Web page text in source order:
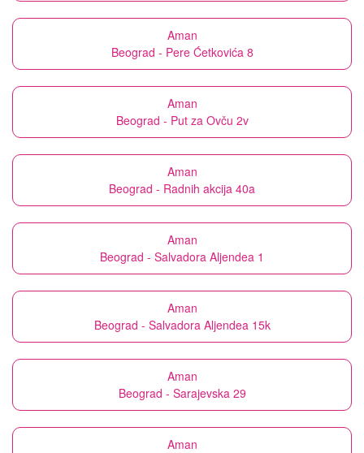
Aman
Beograd - Pere Ćetkovića 8
Aman
Beograd - Put za Ovču 2v
Aman
Beograd - Radnih akcija 40a
Aman
Beograd - Salvadora Aljendea 1
Aman
Beograd - Salvadora Aljendea 15k
Aman
Beograd - Sarajevska 29
Aman